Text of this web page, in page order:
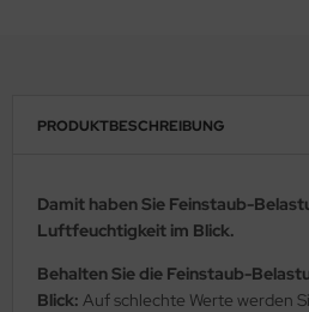
PRODUKTBESCHREIBUNG
Damit haben Sie Feinstaub-
Luftfeuchtigkeit im Blick.
Behalten Sie die Feinstaub-
Blick: Auf schlechte Werte werden